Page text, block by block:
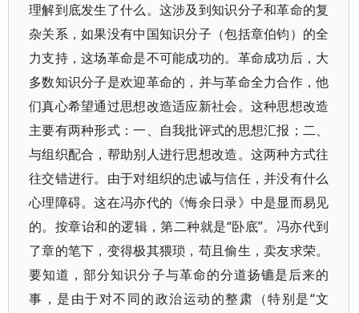
理解到底发生了什么。这涉及到知识分子和革命的复
杂关系，如果没有中国知识分子（包括章伯钧）的全
力支持，这场革命是不可能成功的。革命成功后，大
多数知识分子是欢迎革命的，并与革命全力合作，他
们真心希望通过思想改造适应新社会。这种思想改造
主要有两种形式：一、自我批评式的思想汇报；二、
与组织配合，帮助别人进行思想改造。这两种方式往
往交错进行。由于对组织的忠诚与信任，并没有什么
心理障碍。这在冯亦代的《悔余日录》中是显而易见
的。按章诒和的逻辑，第二种就是“卧底”。冯亦代到
了章的笔下，变得极其猥琐，苟且偷生，卖友求荣。
要知道，部分知识分子与革命的分道扬镳是后来的
事，是由于对不同的政治运动的整肃（特别是“文